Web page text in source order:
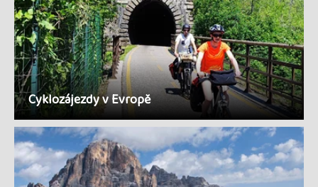
Cyklozájezdy v Evropě